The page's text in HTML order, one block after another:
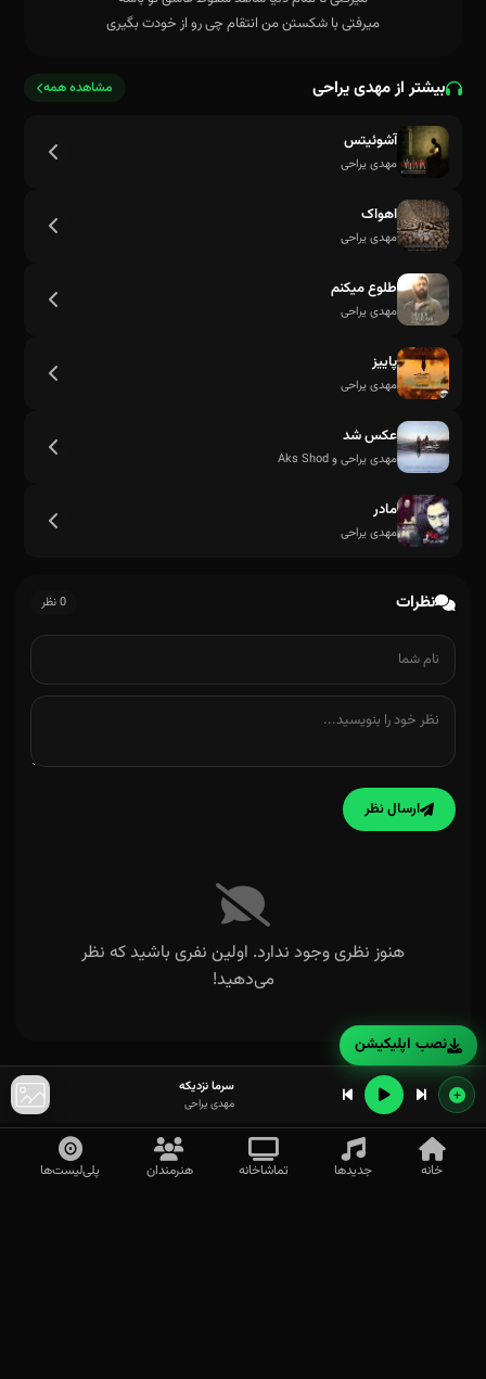
میرفتی با شکستن من انتقام چی رو از خودت بگیری
بیشتر از مهدی یراحی مشاهده همه
آشوئیتس
مهدی یراحی
اهواک
مهدی یراحی
طلوع میکنم
مهدی یراحی
پاییز
مهدی یراحی
عکس شد
مهدی یراحی و Aks Shod
مادر
مهدی یراحی
نظرات 0 نظر
ارسال نظر
هنوز نظری وجود ندارد. اولین نفری باشید که نظر
می‌دهید!
سرما نزدیکه
مهدی یراحی
خانه جدیدها تماشاخانه هنرمندان پلی‌لیست‌ها
نصب اپلیکیشن